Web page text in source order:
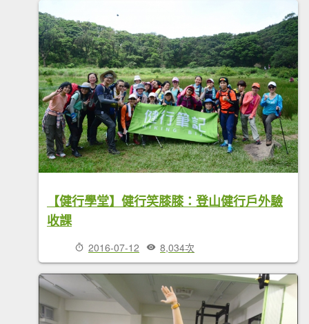
【健行學堂】健行笑膝膝：登山健行戶外驗
收課
2016-07-12 8,034次